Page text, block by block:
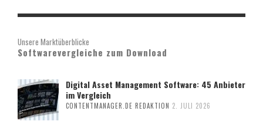
Unsere Marktüberblicke
Softwarevergleiche zum Download
Digital Asset Management Software: 45 Anbieter
im Vergleich
CONTENTMANAGER.DE REDAKTION 2. JULI 2026